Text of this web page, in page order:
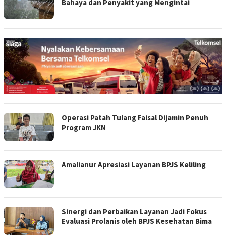
Bahaya dan Penyakit yang Mengintai
Operasi Patah Tulang Faisal Dijamin Penuh
Program JKN
Amalianur Apresiasi Layanan BPJS Keliling
Sinergi dan Perbaikan Layanan Jadi Fokus
Evaluasi Prolanis oleh BPJS Kesehatan Bima